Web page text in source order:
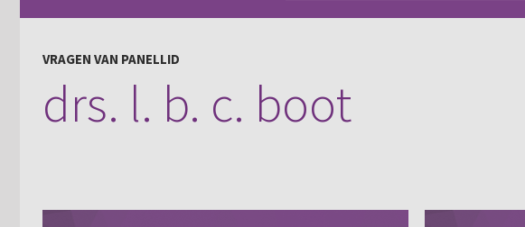
VRAGEN VAN PANELLID
drs. l. b. c. boot